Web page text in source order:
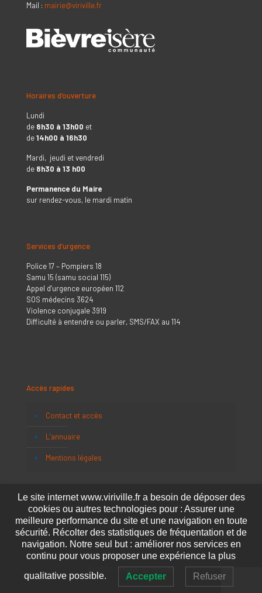
Mail : mairie@viriville.fr
Horaires d’ouverture
Lundi
de 8h30 à 13h00 et
de14h00 à 16h30
Mardi, jeudi et vendredi
de 8h30 à 13 h00
Permanence du Maire
sur rendez-vous, le mardi matin
Services d’urgence
Police 17 – Pompiers 18
Samu 15 (samu social 115)
Appel d’urgence européen 112
SOS médecins 3624
Violence conjugale 3919
Difficulté à entendre ou parler, SMS/FAX au 114
Accès rapides
Contact et accès
L’annuaire
Mentions légales
© 2022 - Mairie de Viriville
Le site internet www.viriville.fr a besoin de déposer des
cookies ou autres technologies pour : Assurer une
meilleure performance du site et une navigation en toute
sécurité. Récolter des statistiques de fréquentation et de
navigation. Notre seul but : améliorer nos services en
continu pour vous proposer une expérience la plus
qualitative possible. Accepter Refuser